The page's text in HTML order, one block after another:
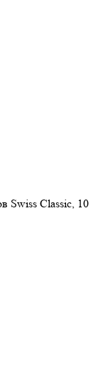
Swiss Classic, 10